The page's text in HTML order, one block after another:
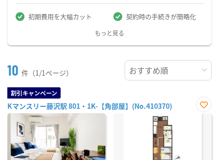
初期費用を大幅カット 契約時の手続きが簡略化
もっと見る
10 件（1/1ページ）
割引キャンペーン
Kマンスリー藤沢駅 801・1K-【角部屋】(No.410370)
お気